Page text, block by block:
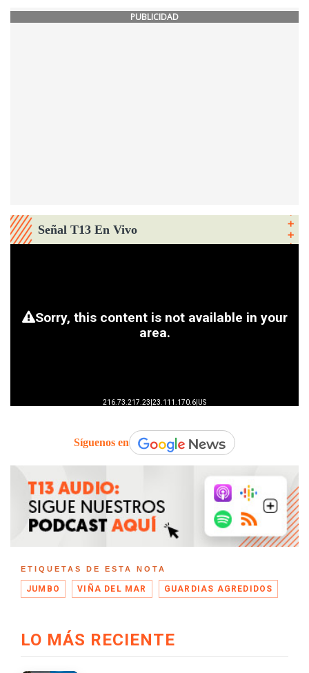
PUBLICIDAD
Señal T13 En Vivo
Síguenos en
ETIQUETAS DE ESTA NOTA
JUMBO VIÑA DEL MAR GUARDIAS AGREDIDOS
LO MÁS RECIENTE